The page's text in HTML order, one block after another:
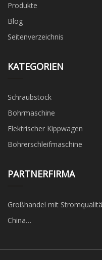
Produkte
Blog
Seitenverzeichnis
KATEGORIEN
Schraubstock
Bohrmaschine
Elektrischer Kippwagen
Bohrerschleifmaschine
PARTNERFIRMA
Großhandel mit
China